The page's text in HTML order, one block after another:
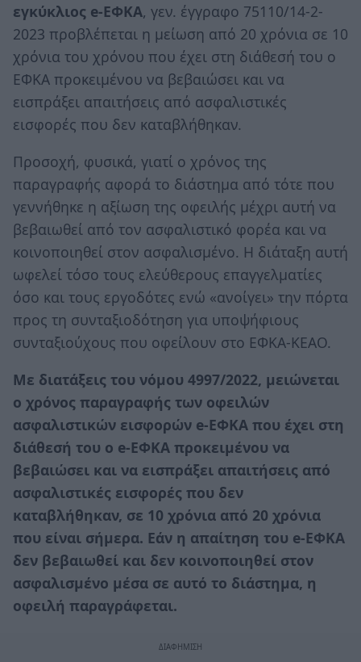
εγκύκλιος e-ΕΦΚΑ, γεν. έγγραφο 75110/14-2-
2023 προβλέπεται η μείωση από 20 χρόνια σε 10
χρόνια του χρόνου που έχει στη διάθεσή του ο
ΕΦΚΑ προκειμένου να βεβαιώσει και να
εισπράξει απαιτήσεις από ασφαλιστικές
εισφορές που δεν καταβλήθηκαν.
Προσοχή, φυσικά, γιατί ο χρόνος της
παραγραφής αφορά το διάστημα από τότε που
γεννήθηκε η αξίωση της οφειλής μέχρι αυτή να
βεβαιωθεί από τον ασφαλιστικό φορέα και να
κοινοποιηθεί στον ασφαλισμένο. Η διάταξη αυτή
ωφελεί τόσο τους ελεύθερους επαγγελματίες
όσο και τους εργοδότες ενώ «ανοίγει» την πόρτα
προς τη συνταξιοδότηση για υποψήφιους
συνταξιούχους που οφείλουν στο ΕΦΚΑ-ΚΕΑΟ.
Με διατάξεις του νόμου 4997/2022, μειώνεται
ο χρόνος παραγραφής των οφειλών
ασφαλιστικών εισφορών e-ΕΦΚΑ που έχει στη
διάθεσή του ο e-ΕΦΚΑ προκειμένου να
βεβαιώσει και να εισπράξει απαιτήσεις από
ασφαλιστικές εισφορές που δεν
καταβλήθηκαν, σε 10 χρόνια από 20 χρόνια
που είναι σήμερα. Εάν η απαίτηση του e-ΕΦΚΑ
δεν βεβαιωθεί και δεν κοινοποιηθεί στον
ασφαλισμένο μέσα σε αυτό το διάστημα, η
οφειλή παραγράφεται.